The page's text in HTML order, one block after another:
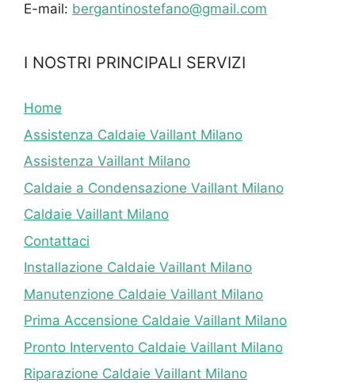
E-mail: bergantinostefano@gmail.com
I NOSTRI PRINCIPALI SERVIZI
Home
Assistenza Caldaie Vaillant Milano
Assistenza Vaillant Milano
Caldaie a Condensazione Vaillant Milano
Caldaie Vaillant Milano
Contattaci
Installazione Caldaie Vaillant Milano
Manutenzione Caldaie Vaillant Milano
Prima Accensione Caldaie Vaillant Milano
Pronto Intervento Caldaie Vaillant Milano
Riparazione Caldaie Vaillant Milano